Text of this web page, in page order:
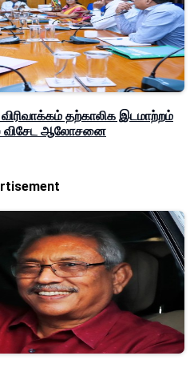
தற்காலிக இடமாற்றம்
விசேட ஆலோசனை